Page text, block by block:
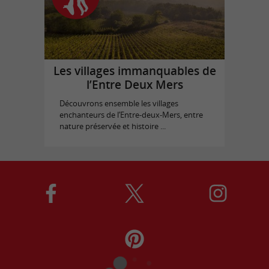
Les villages immanquables de
l’Entre Deux Mers
Découvrons ensemble les villages
enchanteurs de l’Entre-deux-Mers, entre
nature préservée et histoire ...